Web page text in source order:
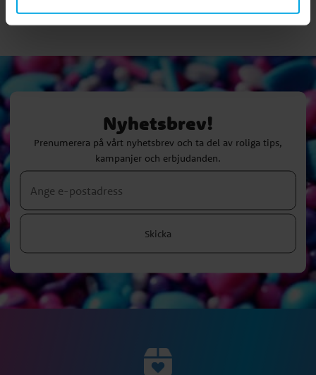
Nyhetsbrev!
Prenumerera på vårt nyhetsbrev och ta del av roliga tips,
kampanjer och erbjudanden.
Skicka